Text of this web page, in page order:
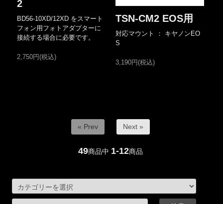
2
BD56-10XD/12XD をスマート
フォン用フォトアダプターに
接続する場合に必要です。
2,750円(税込)
TSN-CM2 EOS用
対応マウント ： キヤノンEO
S
3,190円(税込)
« Prev Next »
49商品中 1-12商品